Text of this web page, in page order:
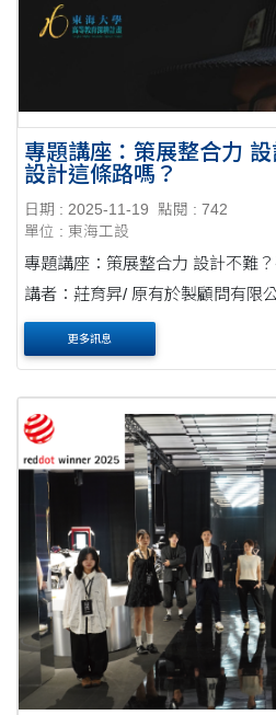
專題講座：策展整合力 設計不難？確定要走
設計這條路嗎？
日期 : 2025-11-19
點閱 : 742
單位 : 東海工設
專題講座：策展整合力 設計不難？確定要走設計這條路嗎？
講者：莊育昇/ 原有於製顧問有限
更多訊息